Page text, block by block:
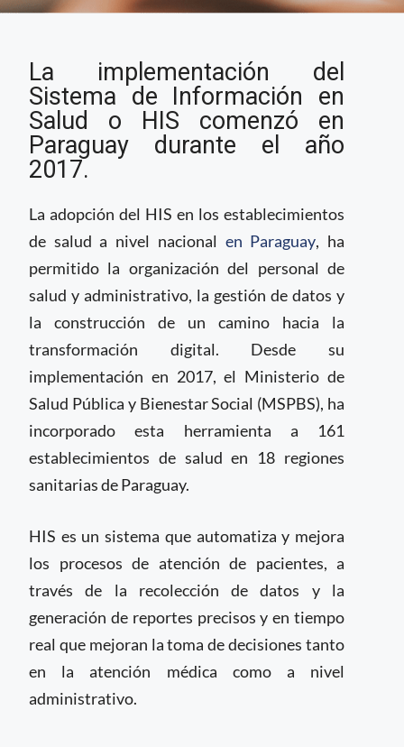
Información en Salud
se extiende a 161
hospitales de
Paraguay
La implementación del
Sistema de Información en
Salud o HIS comenzó en
Paraguay durante el año
2017.
La adopción del HIS en los establecimientos
de salud a nivel nacional en Paraguay, ha
permitido la organización del personal de
salud y administrativo, la gestión de datos y
la construcción de un camino hacia la
transformación digital. Desde su
implementación en 2017, el Ministerio de
Salud Pública y Bienestar Social (MSPBS), ha
incorporado esta herramienta a 161
establecimientos de salud en 18 regiones
sanitarias de Paraguay.
HIS es un sistema que automatiza y mejora
los procesos de atención de pacientes, a
través de la recolección de datos y la
generación de reportes precisos y en tiempo
real que mejoran la toma de decisiones tanto
en la atención médica como a nivel
administrativo.